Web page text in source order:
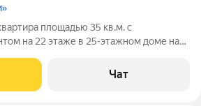
площадью 35 кв.м. с
на 22 этаже в 25-этажном доме на
Чат